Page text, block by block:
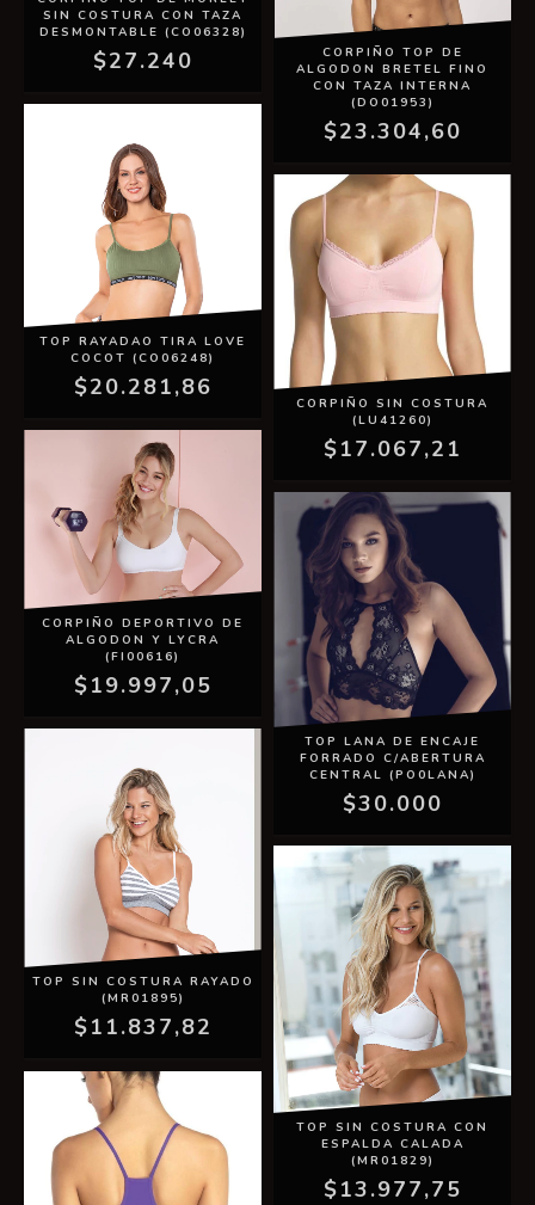
SIN COSTURA CON TAZA
DESMONTABLE (CO06328)
$27.240
CORPIÑO TOP DE
ALGODON BRETEL FINO
CON TAZA INTERNA
(DO01953)
$23.304,60
TOP RAYADAO TIRA LOVE
COCOT (CO06248)
$20.281,86
CORPIÑO SIN COSTURA
(LU41260)
$17.067,21
CORPIÑO DEPORTIVO DE
ALGODON Y LYCRA
(FI00616)
$19.997,05
TOP LANA DE ENCAJE
FORRADO C/ABERTURA
CENTRAL (PO0LANA)
$30.000
TOP SIN COSTURA RAYADO
(MR01895)
$11.837,82
TOP SIN COSTURA CON
ESPALDA CALADA
(MR01829)
$13.977,75